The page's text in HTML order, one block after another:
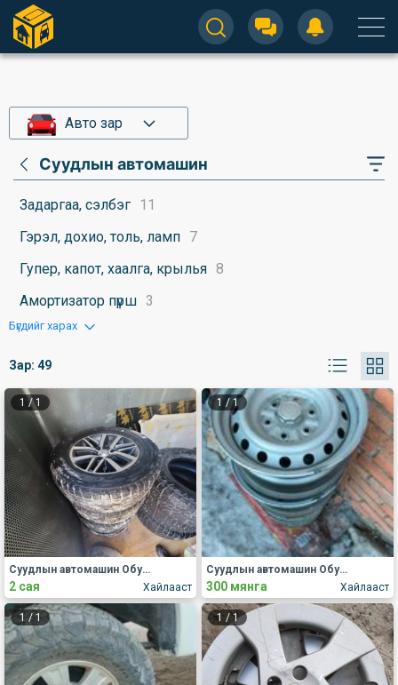
Авто зар
Суудлын автомашин
Задаргаа, сэлбэг 11
Гэрэл, дохио, толь, ламп 7
Гупер, капот, хаалга, крылья 8
Амортизатор пүрш 3
Бүгдийг харах
Зар: 49
1 /1
Хайлааст
Суудлын автомашин Обуд, дугуй
2 сая
1 / 1
Хайлааст
Суудлын автомашин Обуд, дугуй
300 мянга
1/ 1 1 /1